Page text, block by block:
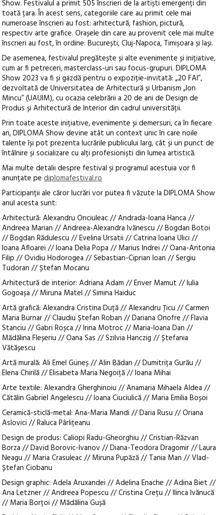
Show. Festivalul a primit 505 înscrieri de la artiști emergenți din
toată țara. În acest sens, categoriile care au primit cele mai
numeroase înscrieri au fost: arhitectură, fashion, pictură,
respectiv arte grafice. Orașele din care au provenit cele mai multe
înscrieri au fost, în ordine: București, Cluj-Napoca, Timișoara și Iași.
De asemenea, festivalul pregătește și alte evenimente și inițiative,
cum ar fi petreceri, masterclass-uri sau focus-grupuri. DIPLOMA
Show 2023 va fi și gazdă pentru o expoziție-invitată: „20 FAI”,
dezvoltată de Universitatea de Arhitectură și Urbanism „Ion
Mincu” (UAUIM), cu ocazia celebrării a 20 de ani de Design de
Produs și Arhitectură de Interior din cadrul universității.
Prin toate aceste inițiative, evenimente și demersuri, ca în fiecare
an, DIPLOMA Show devine atât un context unic în care noile
talente își pot prezenta lucrările publicului larg, cât și un punct de
întâlnire și socializare cu alți profesioniști din lumea artistică.
Mai multe detalii despre festival și programul acestuia vor fi
anunțate pediplomafestival.ro
Participanții ale căror lucrări vor putea fi văzute la DIPLOMA Show
anul acesta sunt:
Arhitectură: Alexandru Onciuleac // Andrada-Ioana Hanca //
Andreea Marian // Andreea-Alexandra Ivănescu // Bogdan Botoi
// Bogdan Rădulescu // Evelina Ursatii // Catrina Ioana Ulici //
Ioana Afloarei // Ioana Delia Popa // Marius Indrei // Oana-Antonia
Filip // Ovidiu Hodorogea // Sebastian-Ciprian Ioan // Sergiu
Tudoran // Ștefan Mocanu
Arhitectură de interior: Adriana Adam // Enver Mamut // Iulia
Gogoașa // Miruna Matel // Simina Haiduc
Artă grafică: Alexandra Cristina Duță // Alexandru Țicu // Carmen
Maria Burnar // Claudiu Ștefan Roban // Dariana Onofre // Flavia
Stanciu // Gabri Roșca // Irina Motroc // Maria-Ioana Dan //
Mădălina Fleșeriu // Oana Sas // Szilvia Hanczig // Ștefania
Vătășescu
Artă murală: Ali Emel Güneș // Alin Bădan // Dumitrița Gurău //
Elena Chirilă // Elisabeta Maria Negoiță // Ioana Mihai
Arte textile: Alexandra Gherghinoiu // Anamaria Mihaela Aldea //
Cătălin Gabriel Angelescu // Ioana Ciuciulică // Maria Emilia Boșoi
Ceramică-sticlă-metal: Ana-Maria Mandi // Daria Rusu // Oriana
Aslovici // Raluca Pârlițeanu
Design de produs: Caliopi Radu-Gheorghiu // Cristian-Răzvan
Borza // David Borovic-Ivanov // Diana-Teodora Dragomir // Laura
Neagu // Maria Crasuleac // Miruna Pupăză // Tania Man // Vlad-
Ștefan Ciobanu
Design graphic: Adela Aruxandei // Adelina Enache // Adina Biet //
Ana Letzner // Andreea Popescu // Cristina Crețu // Ilinca Ivănucă
// Maria Borțoi // Mădălina Gușă